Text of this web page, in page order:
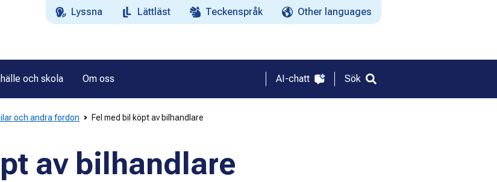
Lyssna Lättläst Teckenspråk Other languages
och skola Om oss AI-chatt Sök
och andra fordon Fel med bil köpt av bilhandlare
av bilhandlare